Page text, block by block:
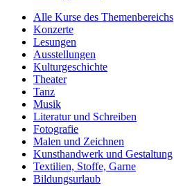
Alle Kurse des Themenbereichs
Konzerte
Lesungen
Ausstellungen
Kulturgeschichte
Theater
Tanz
Musik
Literatur und Schreiben
Fotografie
Malen und Zeichnen
Kunsthandwerk und Gestaltung
Textilien, Stoffe, Garne
Bildungsurlaub